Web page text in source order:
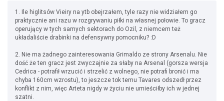
1. Ile higlitsów Vieiry na ytb obejrzałem, tyle razy nie widziałem go
praktycznie ani razu w rozgrywaniu piłki na własnej połowie. To gracz
operujący w tych samych sektorach do Ozil, z niemcem też
układaliście drabinki na defensywny pomocniku? :D
2. Nie ma żadnego zainteresowania Grimaldo ze strony Arsenalu. Nie
dość że ten gracz jest zwyczajnie za słaby na Arsenal (gorsza wersja
Cedrica - potrafił wrzucić i strzelić z wolnego, nie potrafi bronić i ma
chyba 160cm wzrostu), to jeszcze tok temu Tavares odszedł przez
konflikt z nim, więc Arteta nigdy w życiu nie umieściłby ich w jednej
szatni.